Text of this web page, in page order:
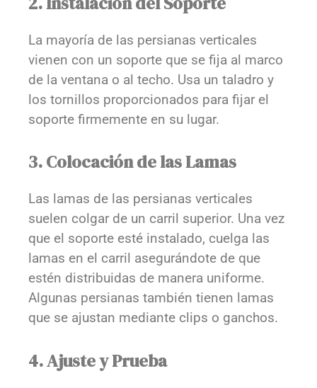
La mayoría de las persianas verticales
vienen con un soporte que se fija al marco
de la ventana o al techo. Usa un taladro y
los tornillos proporcionados para fijar el
soporte firmemente en su lugar.
3. Colocación de las Lamas
Las lamas de las persianas verticales
suelen colgar de un carril superior. Una vez
que el soporte esté instalado, cuelga las
lamas en el carril asegurándote de que
estén distribuidas de manera uniforme.
Algunas persianas también tienen lamas
que se ajustan mediante clips o ganchos.
4. Ajuste y Prueba